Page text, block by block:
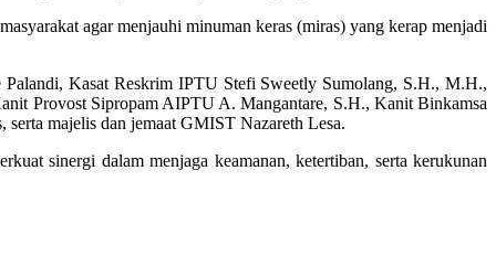
agar menjauhi minuman keras (miras) yang kerap menjadi
Kasat Reskrim IPTU Stefi Sweetly Sumolang, S.H., M.H.,
Provost Sipropam AIPTU A. Mangantare, S.H., Kanit Binkamsa
majelis dan jemaat GMIST Nazareth Lesa.
sinergi dalam menjaga keamanan, ketertiban, serta kerukunan